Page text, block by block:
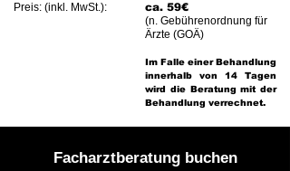
Preis: (inkl. MwSt.):
ca. 59€
(n. Gebührenordnung für
Ärzte (GOÄ)​​
Im Falle einer Behandlung
innerhalb von 14 Tagen
wird die Beratung mit der
Behandlung verrechnet.
Facharztberatung buchen